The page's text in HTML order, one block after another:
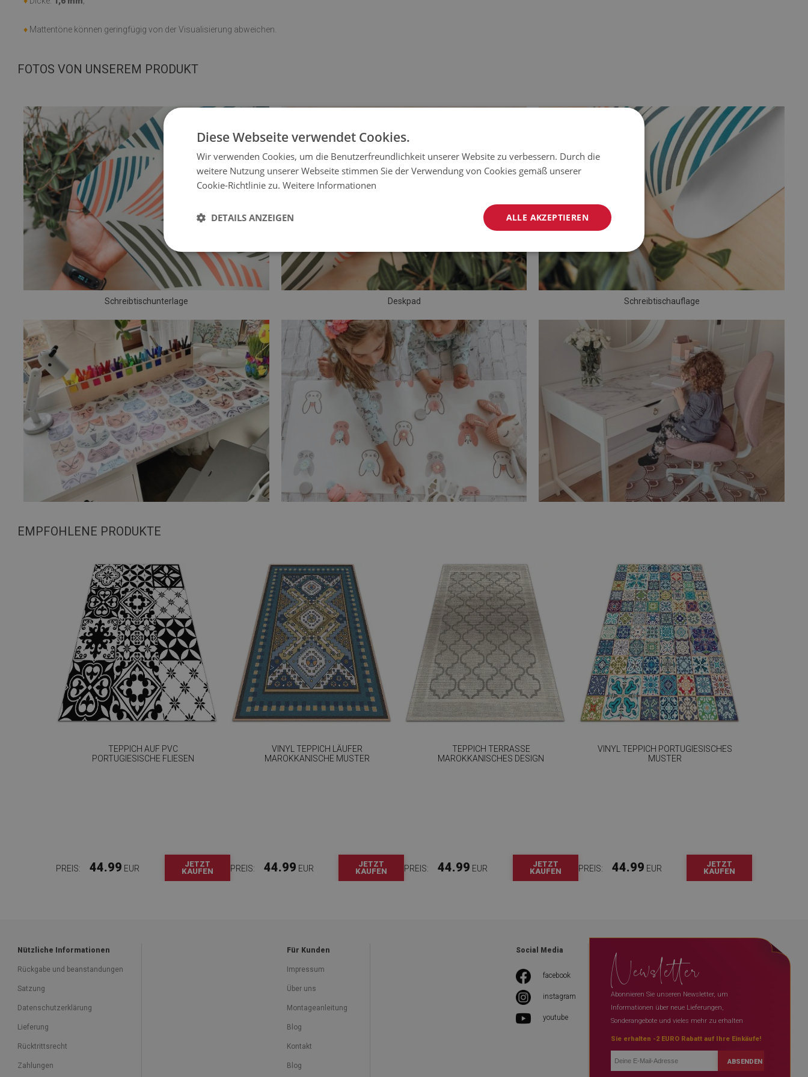
♦ Mattentöne können geringfügig von der Visualisierung abweichen.
FOTOS VON UNSEREM PRODUKT
Schreibtischunterlage Deskpad Schreibtischauflage
EMPFOHLENE PRODUKTE
TEPPICH AUF PVC
PORTUGIESISCHE FLIESEN
PREIS: 44.99 EUR
JETZT
KAUFEN
VINYL TEPPICH LÄUFER
MAROKKANISCHE MUSTER
PREIS: 44.99 EUR
JETZT
KAUFEN
TEPPICH TERRASSE
MAROKKANISCHES DESIGN
PREIS: 44.99 EUR
JETZT
KAUFEN
VINYL TEPPICH PORTUGIESISCHES
MUSTER
PREIS: 44.99 EUR
JETZT
KAUFEN
Nützliche Informationen
Rückgabe und beanstandungen
Satzung
Datenschutzerklärung
Lieferung
Rücktrittsrecht
Zahlungen
Für Kunden
Impressum
Über uns
Montageanleitung
Blog
Kontakt
Blog
Social Media
facebook
instagram
youtube
Newsletter
Abonnieren Sie unseren Newsletter, um
Informationen über neue Lieferungen,
Sonderangebote und vieles mehr zu erhalten
Sie erhalten -2 EURO Rabatt auf Ihre Einkäufe!
ABSENDEN
Diese Webseite verwendet Cookies.
Wir verwenden Cookies, um die Benutzerfreundlichkeit unserer Website zu verbessern. Durch die
weitere Nutzung unserer Webseite stimmen Sie der Verwendung von Cookies gemäß unserer
Cookie-Richtlinie zu. Weitere Informationen
ALLE AKZEPTIEREN
DETAILS ANZEIGEN